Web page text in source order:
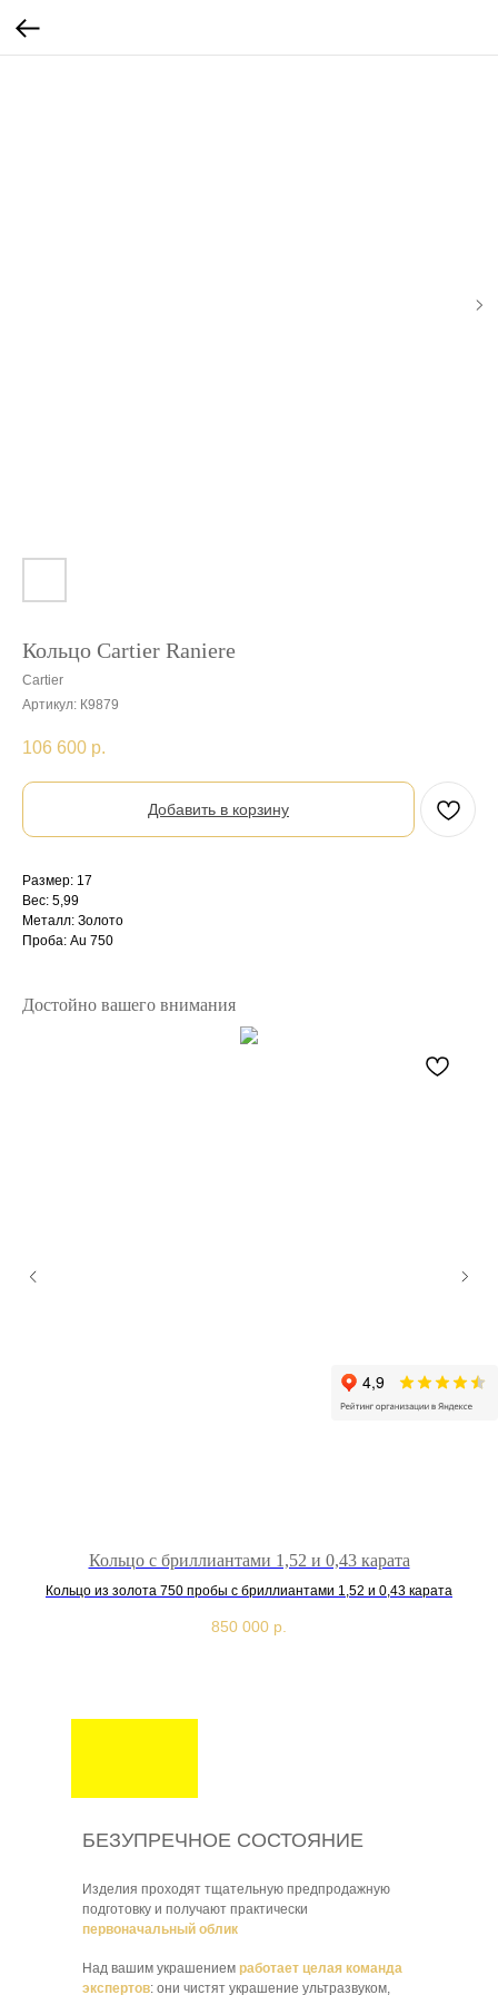
Кольцо Cartier Raniere
Cartier
Артикул: К9879
106 600 р.
Добавить в корзину
Размер: 17
Вес: 5,99
Металл: Золото
Проба: Au 750
Достойно вашего внимания
Кольцо с бриллиантами 1,52 и 0,43 карата
Кольцо из золота 750 пробы с бриллиантами 1,52 и 0,43 карата
850 000 р.
БЕЗУПРЕЧНОЕ СОСТОЯНИЕ
Изделия проходят тщательную предпродажную
подготовку и получают практически
первоначальный облик
Над вашим украшением работает целая команда
экспертов: они чистят украшение ультразвуком,